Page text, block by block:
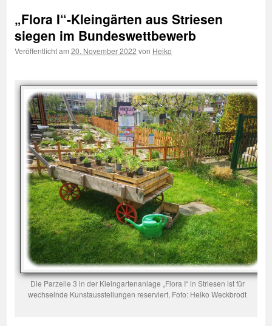
„Flora I“-Kleingärten aus Striesen
siegen im Bundeswettbewerb
Veröffentlicht am 20. November 2022 von Heiko
Die Parzelle 3 in der Kleingartenanlage „Flora I“ in Striesen ist für
wechselnde Kunstausstellungen reserviert, Foto: Heiko Weckbrodt